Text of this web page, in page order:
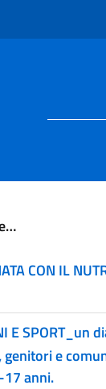
CON IL
E SPORT_un
e
anni.